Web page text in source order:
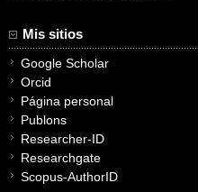
Mis sitios
Google Scholar
Orcid
Página personal
Publons
Researcher-ID
Researchgate
Scopus-AuthorID